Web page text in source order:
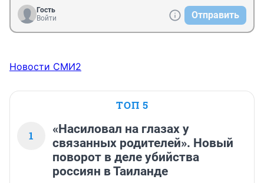
Гость
Войти
Отправить
Новости СМИ2
ТОП 5
1
«Насиловал на глазах у
связанных родителей». Новый
поворот в деле убийства
россиян в Таиланде